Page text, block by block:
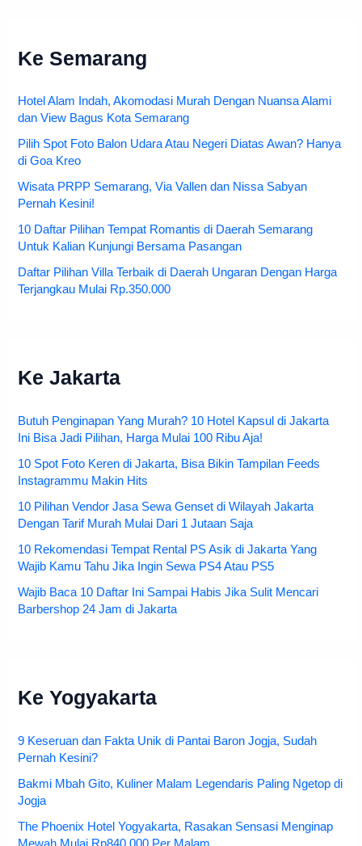
Ke Semarang
Hotel Alam Indah, Akomodasi Murah Dengan Nuansa Alami
dan View Bagus Kota Semarang
Pilih Spot Foto Balon Udara Atau Negeri Diatas Awan? Hanya
di Goa Kreo
Wisata PRPP Semarang, Via Vallen dan Nissa Sabyan
Pernah Kesini!
10 Daftar Pilihan Tempat Romantis di Daerah Semarang
Untuk Kalian Kunjungi Bersama Pasangan
Daftar Pilihan Villa Terbaik di Daerah Ungaran Dengan Harga
Terjangkau Mulai Rp.350.000
Ke Jakarta
Butuh Penginapan Yang Murah? 10 Hotel Kapsul di Jakarta
Ini Bisa Jadi Pilihan, Harga Mulai 100 Ribu Aja!
10 Spot Foto Keren di Jakarta, Bisa Bikin Tampilan Feeds
Instagrammu Makin Hits
10 Pilihan Vendor Jasa Sewa Genset di Wilayah Jakarta
Dengan Tarif Murah Mulai Dari 1 Jutaan Saja
10 Rekomendasi Tempat Rental PS Asik di Jakarta Yang
Wajib Kamu Tahu Jika Ingin Sewa PS4 Atau PS5
Wajib Baca 10 Daftar Ini Sampai Habis Jika Sulit Mencari
Barbershop 24 Jam di Jakarta
Ke Yogyakarta
9 Keseruan dan Fakta Unik di Pantai Baron Jogja, Sudah
Pernah Kesini?
Bakmi Mbah Gito, Kuliner Malam Legendaris Paling Ngetop di
Jogja
The Phoenix Hotel Yogyakarta, Rasakan Sensasi Menginap